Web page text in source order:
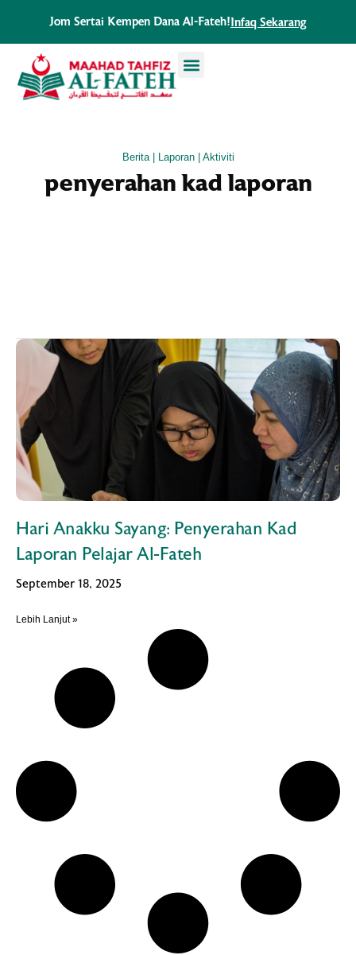
content
Jom Sertai Kempen Dana Al-Fateh!Infaq Sekarang
Berita | Laporan | Aktiviti
penyerahan kad laporan
Hari Anakku Sayang: Penyerahan Kad
Laporan Pelajar Al-Fateh
September 18, 2025
Lebih Lanjut »